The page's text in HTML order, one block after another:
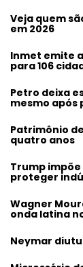
Veja quem
em 2026
Inmet emite
para 106
Petro deixa
mesmo após
Patrimônio
quatro anos
Trump
proteger
Wagner
onda latina
Neymar